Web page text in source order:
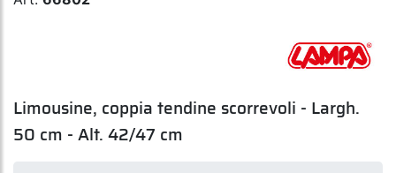
Limousine, coppia tendine scorrevoli - Largh.
50 cm - Alt. 42/47 cm